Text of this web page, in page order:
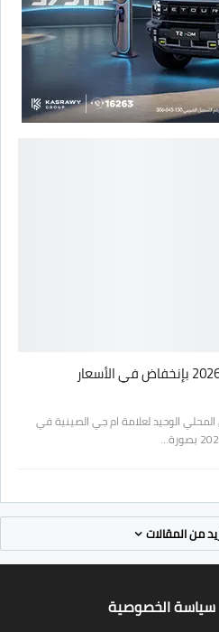
الوحيد لعلامة ام جي الصينية في
من المقالات
سياسة الخصوصية